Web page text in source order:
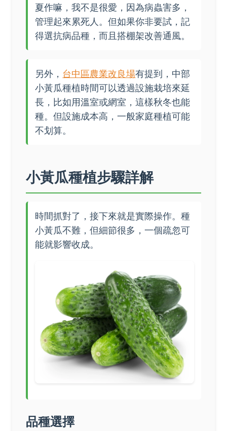
夏作嘛，我不是很愛，因為病蟲害多，
管理起來累死人。但如果你非要試，記
得選抗病品種，而且搭棚架改善通風。
另外， 台中區農業改良場有提到，中部
小黃瓜種植時間可以透過設施栽培來延
長，比如用溫室或網室，這樣秋冬也能
種。但設施成本高，一般家庭種植可能
不划算。
小黃瓜種植步驟詳解
時間抓對了，接下來就是實際操作。種
小黃瓜不難，但細節很多，一個疏忽可
能就影響收成。
品種選擇